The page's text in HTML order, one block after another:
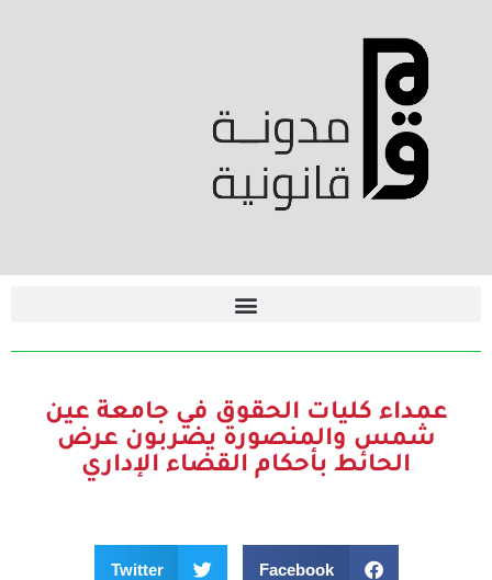
عمداء كليات الحقوق في جامعة عين
شمس والمنصورة يضربون عرض
الحائط بأحكام القضاء الإداري
Facebook
Twitter